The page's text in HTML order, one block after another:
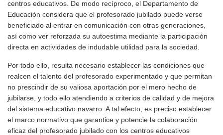
centros educativos. De modo recíproco, el Departamento de
Educación considera que el profesorado jubilado puede verse
beneficiado al entrar en comunicación con otras generaciones,
así como ver reforzada su autoestima mediante la participación
directa en actividades de indudable utilidad para la sociedad.
Por todo ello, resulta necesario establecer las condiciones que
realcen el talento del profesorado experimentado y que permitan
no prescindir de su valiosa aportación por el mero hecho de
jubilarse, y todo ello atendiendo a criterios de calidad y de mejora
del sistema educativo navarro. A tal efecto, es preciso establecer
el marco normativo que garantice y potencie la colaboración
eficaz del profesorado jubilado con los centros educativos